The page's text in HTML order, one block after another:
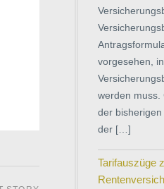
vorgesehen,
werden muss.
der
der […]
Tarifauszüge